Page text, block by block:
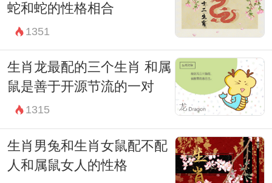
蛇和蛇的性格相合
1351
生肖龙最配的三个生肖 和属
鼠是善于开源节流的一对
1315
生肖男兔和生肖女鼠配不配
人和属鼠女人的性格